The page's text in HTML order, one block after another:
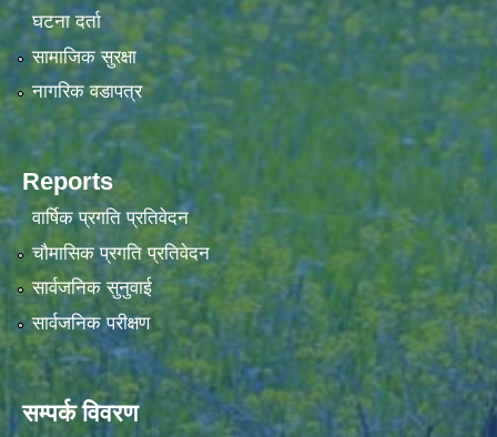
घटना दर्ता
सामाजिक सुरक्षा
नागरिक वडापत्र
Reports
वार्षिक प्रगति प्रतिवेदन
चौमासिक प्रगति प्रतिवेदन
सार्वजनिक सुनुवाई
सार्वजनिक परीक्षण
सम्पर्क विवरण